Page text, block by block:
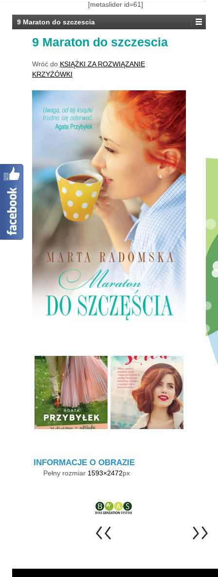
[metaslider id=61]
9 Maraton do szczescia
9 Maraton do szczescia
Wróć do KSIĄŻKI ZA ROZWIĄZANIE
KRZYŻÓWKI
INFORMACJE O OBRAZIE
Pełny rozmiar 1593×2472px